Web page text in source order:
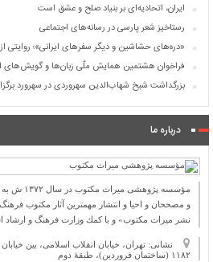
ایران، اتحادیه‌ای بر بنیاد صلح و عشق است
رستاخیز شعر پارسی در رسانه‌های اجتماعی
«دره‌های حشاشین و دیگر سفرهای ایرانی»؛ روایتی از
فراخوان هشتمین همایش ملّی زبان‌ها و گویش‌های
بزرگداشت شیخ شهاب‌الدین سهروردی در سهرورد
درباره ما
مؤسسه
و مصححان و احیا و انتشار مهمترین آثار مكتوب فرهنگ
نشر میراث مكتوب» و با كمك وزارت فرهنگ و ارشاد
نشانی: تهران، خیابان انقلاب اسلامی، بین
۱۱۸۲ (ساختمان فروردین)، طبقۀ دوم